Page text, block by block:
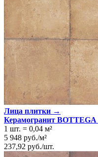
Лица плитки →
Керамогранит BOTTEGA
1 шт. = 0,04 м²
5 948 руб./м²
237,92 руб./шт.